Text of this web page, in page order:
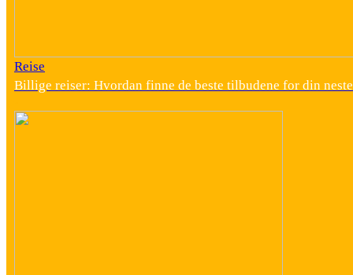
Reise
Billige reiser: Hvordan finne de beste tilbudene for din